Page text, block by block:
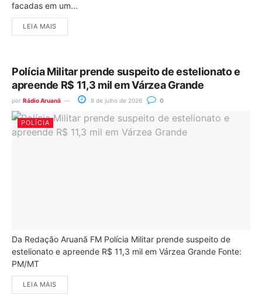
facadas em um...
LEIA MAIS
Polícia Militar prende suspeito de estelionato e
apreende R$ 11,3 mil em Várzea Grande
por Rádio Aruanã 8 de julho de 2026 0
POLÍCIA
Da Redação Aruanã FM Polícia Militar prende suspeito de
estelionato e apreende R$ 11,3 mil em Várzea Grande Fonte:
PM/MT
LEIA MAIS